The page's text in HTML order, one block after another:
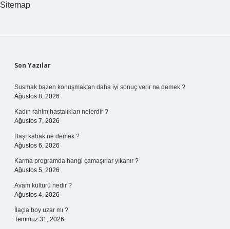
Sitemap
Sidebar
Son Yazılar
Susmak bazen konuşmaktan daha iyi sonuç verir ne demek ?
Ağustos 8, 2026
Kadın rahim hastalıkları nelerdir ?
Ağustos 7, 2026
Başı kabak ne demek ?
Ağustos 6, 2026
Karma programda hangi çamaşırlar yıkanır ?
Ağustos 5, 2026
Avam kültürü nedir ?
Ağustos 4, 2026
İlaçla boy uzar mı ?
Temmuz 31, 2026